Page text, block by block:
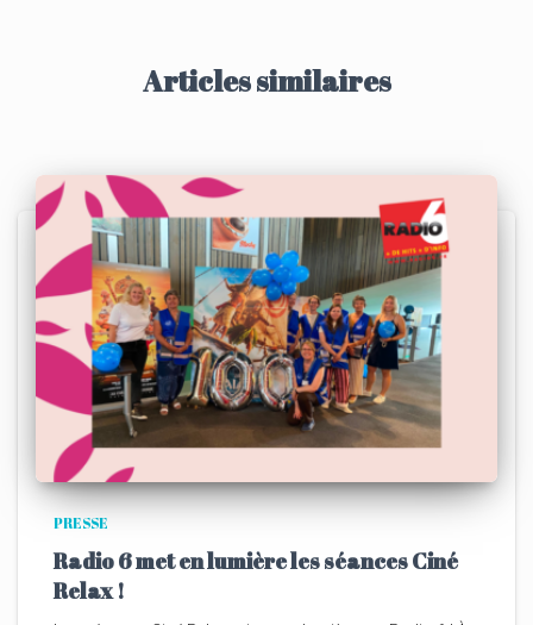
Articles similaires
PRESSE
Radio 6 met en lumière les séances Ciné
Relax !